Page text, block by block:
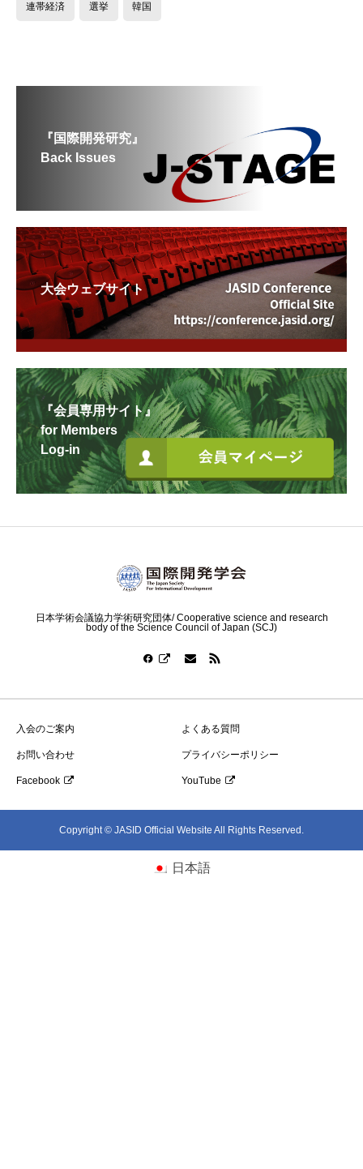
連帯経済 選挙 韓国
『国際開発研究』
Back Issues
大会ウェブサイト
『会員専用サイト』
for Members
Log-in
日本学術会議協力学術研究団体/ Cooperative science and research
body of the Science Council of Japan (SCJ)
入会のご案内 よくある質問
お問い合わせ プライバシーポリシー
Facebook YouTube
Copyright © JASID Official Website All Rights Reserved.
日本語